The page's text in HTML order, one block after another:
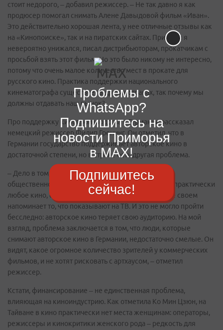
стоит недорого, – добавил режиссер. – Не так давно я как
продюсер помогал снимать Алене Давыдовой фильм «Иван».
Это действительно хорошая лента, у нее отличные отзывы как
на «Кинопоиске», так и на пиратских сайтах. При этом я
невероятно унижался, писал дистрибьюторам, прокатчикам с
просьбой взять этот фильм. Но это было никому не интересно,
потому что очень малое количество мест в прокате для
русского кино. Практика поддержки национального
кинематографа существует в других странах, так почему мы
должны отдавать наш рынок?
Про поддержку кинопроизводства в Германии рассказал
немецкий режиссер Филип Гренинг. Он отметил, что в
Германии государство поддерживает авторское кино в
достаточной степени, но в стране есть другая проблема.
– Дело в том, что у нас очень большое влияние на
общественность оказывает телевидение, поэтому практически
любое кино, снятое в нашей стране, в большинстве своем
напоминает то, что показывают на ТВ. И это не могло пройти
бесследно: авторское кино теряет свою аудиторию. На мой
взгляд, проблема заключается в том, что люди, которые
снимают авторское кино в Германии, недостаточно смелые. Он
видят, какое огромное количество зрителей у коммерческих
фильмов, и не хотят рисковать с артхаусом, – отметил
режиссер.
Кстати, финансирование – не единственная проблема,
влияющая на киноиндустрию. Как отметила Ко Мин Цзюн, на
Тайване в кино практически нет места женщинам: операторы,
режиссеры и кинокритики женского рода – редкость для
Проблемы с
WhatsApp?
Подпишитесь на
новости Приморья
в MAX!
Подпишитесь
сейчас!